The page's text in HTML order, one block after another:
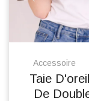
Accessoire
Taie
De